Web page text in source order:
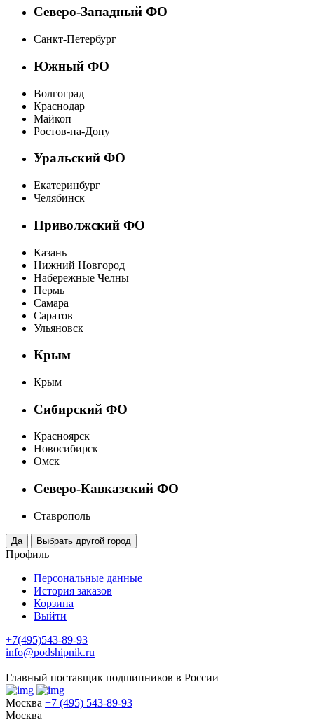
Северо-Западный ФО
Санкт-Петербург
Южный ФО
Волгоград
Краснодар
Майкоп
Ростов-на-Дону
Уральский ФО
Екатеринбург
Челябинск
Приволжский ФО
Казань
Нижний Новгород
Набережные Челны
Пермь
Самара
Саратов
Ульяновск
Крым
Крым
Сибирский ФО
Красноярск
Новосибирск
Омск
Северо-Кавказский ФО
Ставрополь
Профиль
Персональные данные
История заказов
Корзина
Выйти
+7(495)543-89-93
info@podshipnik.ru
Главный поставщик подшипников в России
Москва +7 (495) 543-89-93
Москва